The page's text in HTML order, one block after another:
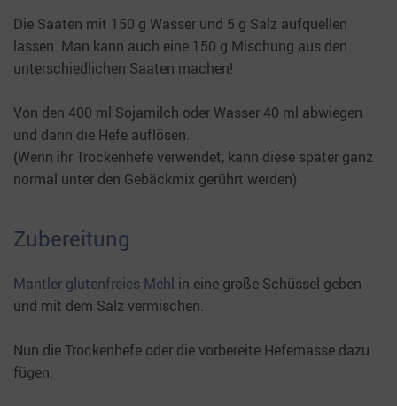
Die Saaten mit 150 g Wasser und 5 g Salz aufquellen
lassen. Man kann auch eine 150 g Mischung aus den
unterschiedlichen Saaten machen!
Von den 400 ml Sojamilch oder Wasser 40 ml abwiegen
und darin die Hefe auflösen.
(Wenn ihr Trockenhefe verwendet, kann diese später ganz
normal unter den Gebäckmix gerührt werden)
Zubereitung
Mantler glutenfreies Mehl in eine große Schüssel geben
und mit dem Salz vermischen.
Nun die Trockenhefe oder die vorbereite Hefemasse dazu
fügen.